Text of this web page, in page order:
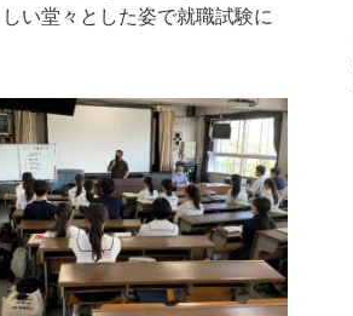
い堂々とした姿で就職試験に